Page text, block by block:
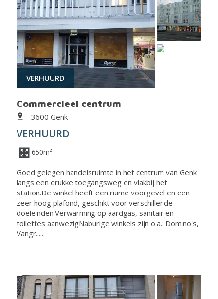
VERHUURD
Commercieel centrum
3600 Genk
VERHUURD
650m²
Goed gelegen handelsruimte in het centrum van Genk
langs een drukke toegangsweg en vlakbij het
station.De winkel heeft een ruime voorgevel en een
zeer hoog plafond, geschikt voor verschillende
doeleinden.Verwarming op aardgas, sanitair en
toilettes aanwezigNaburige winkels zijn o.a.: Domino's,
Vangr......